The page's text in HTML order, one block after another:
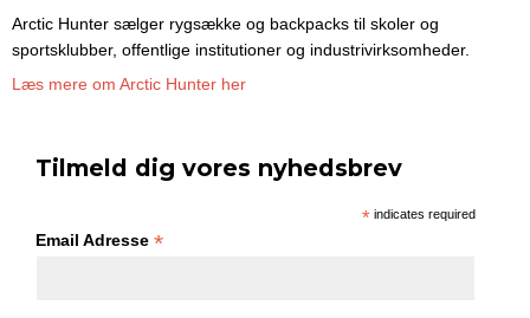
Arctic Hunter sælger rygsække og backpacks til skoler og
sportsklubber, offentlige institutioner og industrivirksomheder.
Læs mere om Arctic Hunter her
Tilmeld dig vores nyhedsbrev
* indicates required
Email Adresse *